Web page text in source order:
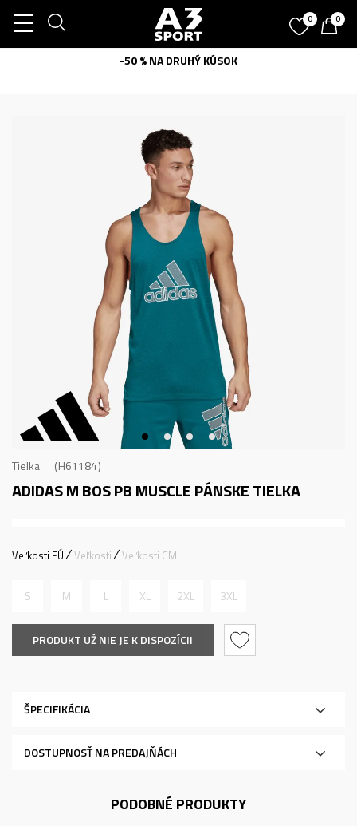
0 0
-50 % NA DRUHÝ KÚSOK
Tielka H61184
ADIDAS M BOS PB MUSCLEPÁNSKE TIELKA
Veľkosti EÚ Veľkosti Veľkosti CM
S M L XL 2XL 3XL
PRODUKT UŽ NIE JE K DISPOZÍCII
ŠPECIFIKÁCIA
DOSTUPNOSŤ NA PREDAJŇÁCH
PODOBNÉ PRODUKTY